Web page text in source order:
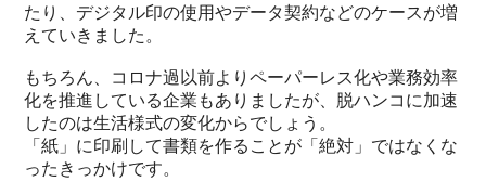
たり、デジタル印の使用やデータ契約などのケースが増
えていきました。
もちろん、コロナ過以前よりペーパーレス化や業務効率
化を推進している企業もありましたが、脱ハンコに加速
したのは生活様式の変化からでしょう。
「紙」に印刷して書類を作ることが「絶対」ではなくな
ったきっかけです。